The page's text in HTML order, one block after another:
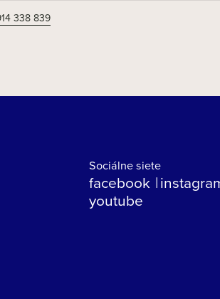
338 839
Sociálne siete
facebook
youtube